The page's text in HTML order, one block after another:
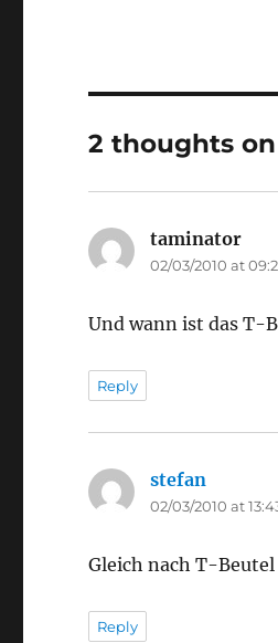
2 thoughts
taminator
02/03/2010 at
Und wann ist das T-
Reply
stefan
02/03/2010 at
Gleich nach T-
Reply